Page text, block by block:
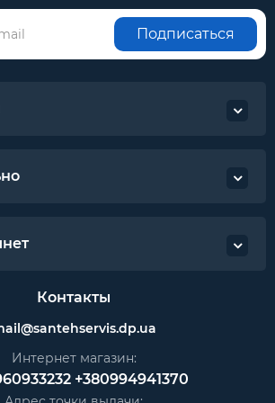
Подписаться
Контакты
Интернет магазин:
+380994941370